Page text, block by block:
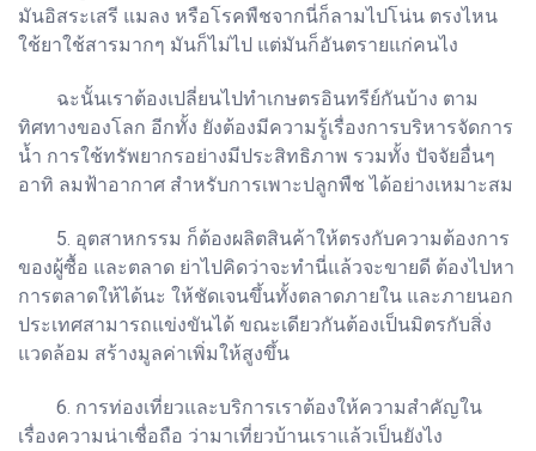
มันอิสระเสรี แมลง หรือโรคพืชจากนี่ก็ลามไปโน่น ตรงไหน
ใช้ยาใช้สารมากๆ มันก็ไม่ไป แต่มันก็อันตรายแก่คนไง
ฉะนั้นเราต้องเปลี่ยนไปทำเกษตรอินทรีย์กันบ้าง ตาม
ทิศทางของโลก อีกทั้ง ยังต้องมีความรู้เรื่องการบริหารจัดการ
น้ำ การใช้ทรัพยากรอย่างมีประสิทธิภาพ รวมทั้ง ปัจจัยอื่นๆ
อาทิ ลมฟ้าอากาศ สำหรับการเพาะปลูกพืช ได้อย่างเหมาะสม
5. อุตสาหกรรม ก็ต้องผลิตสินค้าให้ตรงกับความต้องการ
ของผู้ซื้อ และตลาด ย่าไปคิดว่าจะทำนี่แล้วจะขายดี ต้องไปหา
การตลาดให้ได้นะ ให้ชัดเจนขึ้นทั้งตลาดภายใน และภายนอก
ประเทศสามารถแข่งขันได้ ขณะเดียวกันต้องเป็นมิตรกับสิ่ง
แวดล้อม สร้างมูลค่าเพิ่มให้สูงขึ้น
6. การท่องเที่ยวและบริการเราต้องให้ความสำคัญใน
เรื่องความน่าเชื่อถือ ว่ามาเที่ยวบ้านเราแล้วเป็นยังไง